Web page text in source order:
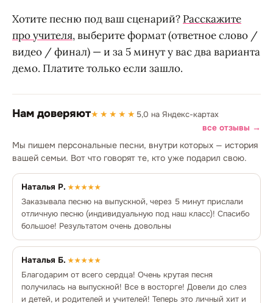
Хотите песню под ваш сценарий? Расскажите
про учителя, выберите формат (ответное слово /
видео / финал) — и за 5 минут у вас два варианта
демо. Платите только если зашло.
Нам доверяют★★★★★ 5,0 на Яндекс-картах
все отзывы →
Мы пишем персональные песни, внутри которых — история
вашей семьи. Вот что говорят те, кто уже подарил свою.
Наталья Р. ★★★★★
Заказывала песню на выпускной, через 5 минут прислали
отличную песню (индивидуальную под наш класс)! Спасибо
большое! Результатом очень довольны
Наталья Б. ★★★★★
Благодарим от всего сердца! Очень крутая песня
получилась на выпускной! Все в восторге! Довели до слез
и детей, и родителей и учителей! Теперь это личный хит и